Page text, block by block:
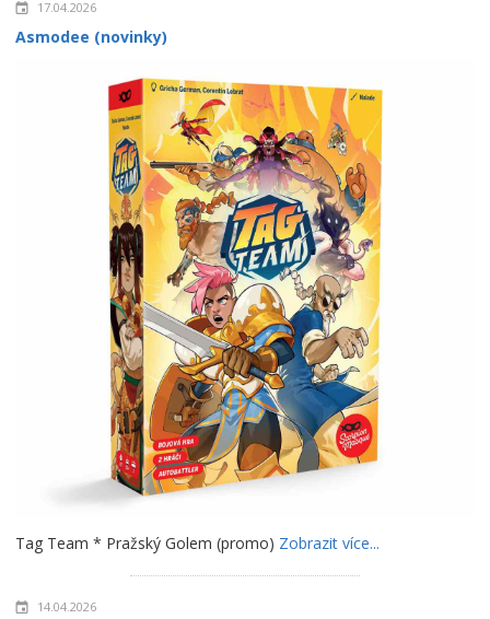
17.04.2026
Asmodee (novinky)
Tag Team * Pražský Golem (promo) Zobrazit více...
14.04.2026